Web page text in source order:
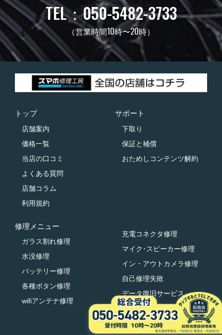
TEL：050-5482-3733
（営業時間10時〜20時）
トップ
店舗案内
価格一覧
当店の口コミ
よくある質問
店舗コラム
利用規約
サポート
下取り
保証と補償
おためしコンテンツ解約
修理メニュー
ガラス割れ修理
水没修理
バッテリー修理
各種ボタン修理
wifiアンテナ修理
充電コネクタ修理
マイク･スピーカー修理
イン・アウトカメラ修理
自己修理失敗
データ復旧サービス